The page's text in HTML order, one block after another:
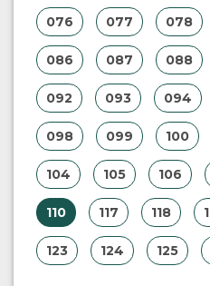
076 077 078
086 087 088
092 093 094
098 099 100
104 105 106
110 117 118
123 124 125